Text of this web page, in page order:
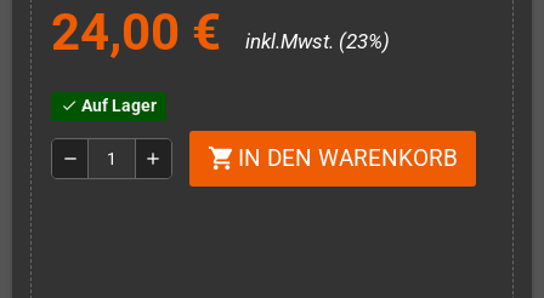
24,00 € inkl.Mwst. (23%)
check Auf Lager
remove add shopping_cart IN DEN WARENKORB